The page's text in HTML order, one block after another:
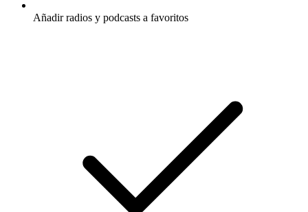
Añadir radios y podcasts a favoritos